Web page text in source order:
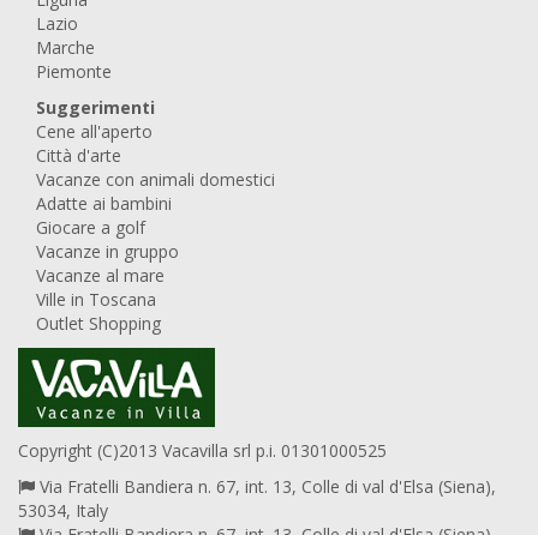
Lazio
Marche
Piemonte
Suggerimenti
Cene all'aperto
Città d'arte
Vacanze con animali domestici
Adatte ai bambini
Giocare a golf
Vacanze in gruppo
Vacanze al mare
Ville in Toscana
Outlet Shopping
Copyright (C)2013 Vacavilla srl p.i. 01301000525
Via Fratelli Bandiera n. 67, int. 13, Colle di val d'Elsa (Siena),
53034, Italy